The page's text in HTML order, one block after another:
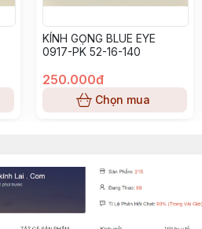
KÍNH GỌNG BLUE EYE
0917-PK 52-16-140
250.000đ
Chọn mua